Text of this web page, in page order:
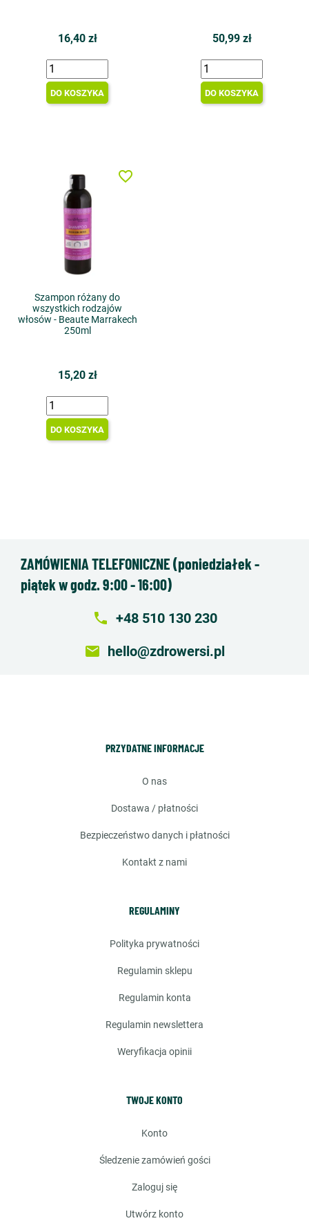
16,40 zł
DO KOSZYKA
50,99 zł
DO KOSZYKA
Szampon różany do
wszystkich rodzajów
włosów - Beaute Marrakech
250ml
15,20 zł
DO KOSZYKA
favorite_border
ZAMÓWIENIA TELEFONICZNE (poniedziałek -
piątek w godz. 9:00 - 16:00)
local_phone +48 510 130 230
email hello@zdrowersi.pl
PRZYDATNE INFORMACJE
o nas
dostawa / płatności
bezpieczeństwo danych i płatności
kontakt z nami
REGULAMINY
polityka prywatności
regulamin sklepu
regulamin konta
regulamin newslettera
weryfikacja opinii
TWOJE KONTO
konto
śledzenie zamówień gości
zaloguj się
utwórz konto